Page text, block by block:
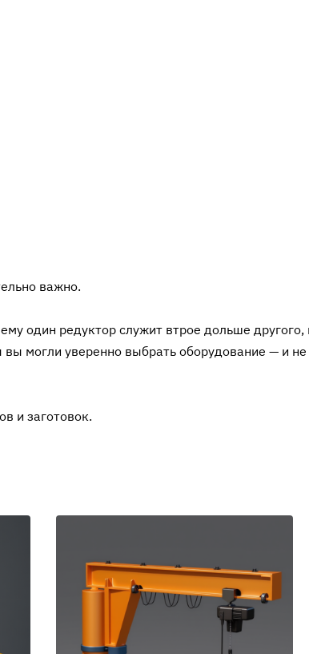
важно.
один редуктор служит втрое дольше другого,
могли уверенно выбрать оборудование — и не
и заготовок.